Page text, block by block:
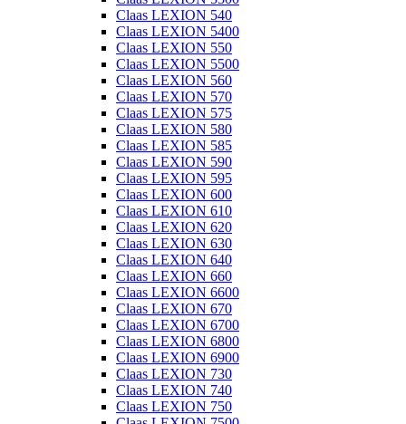
Claas LEXION 540
Claas LEXION 5400
Claas LEXION 550
Claas LEXION 5500
Claas LEXION 560
Claas LEXION 570
Claas LEXION 575
Claas LEXION 580
Claas LEXION 585
Claas LEXION 590
Claas LEXION 595
Claas LEXION 600
Claas LEXION 610
Claas LEXION 620
Claas LEXION 630
Claas LEXION 640
Claas LEXION 660
Claas LEXION 6600
Claas LEXION 670
Claas LEXION 6700
Claas LEXION 6800
Claas LEXION 6900
Claas LEXION 730
Claas LEXION 740
Claas LEXION 750